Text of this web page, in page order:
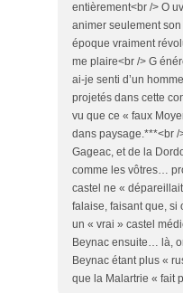
entièrement<br /> O
animer seulement son
époque vraiment
me plaire<br /> G
ai-je senti d’un
projetés dans cette
vu que ce « faux
dans paysage.***<br
Gageac, et de la
comme les vôtres…
castel ne «
falaise, faisant que, si
un « vrai » castel
Beynac ensuite… là,
Beynac étant plus «
que la Malartrie « fait